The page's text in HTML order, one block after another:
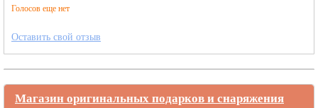
Голосов еще нет
Оставить свой отзыв
Магазин оригинальных подарков и снаряжения